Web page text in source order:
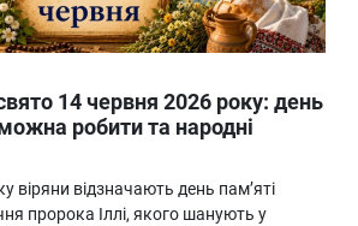
14 червня 2026 року: день
робити та народні
віряни відзначають день пам’яті
пророка Іллі, якого шанують у